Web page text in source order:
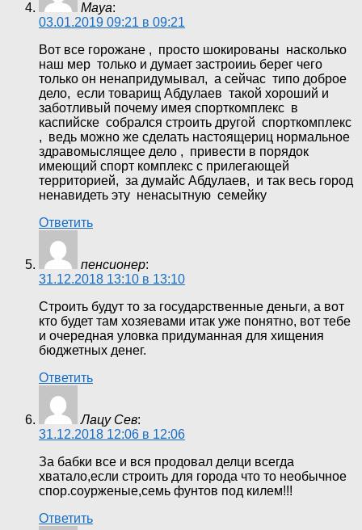
Maya:
03.01.2019 09:21 в 09:21
Вот все горожане , просто шокированы насколько
наш мер только и думает застроииь берег чего
только он ненапридумывал, а сейчас типо доброе
дело, если товарищ Абдулаев такой хороший и
заботливый почему имея спорткомплекс в
каспийске собрался строить другой спорткомплекс
, ведь можно же сделать настоящериц нормальное
здравомыслящее дело , привести в порядок
имеющий спорт комплекс с прилегающей
территорией, за думайс Абдулаев, и так весь город
ненавидеть эту ненасытную семейку
Ответить
пенсионер:
31.12.2018 13:10 в 13:10
Строить будут то за государственные деньги, а вот
кто будет там хозяевами итак уже понятно, вот тебе
и очередная уловка придуманная для хищения
бюджетных денег.
Ответить
Лацу Сев:
31.12.2018 12:06 в 12:06
За бабки все и вся продовал делци всегда
хватало,если строить для города что то необычное
спор.соурженые,семь фунтов под килем!!!
Ответить